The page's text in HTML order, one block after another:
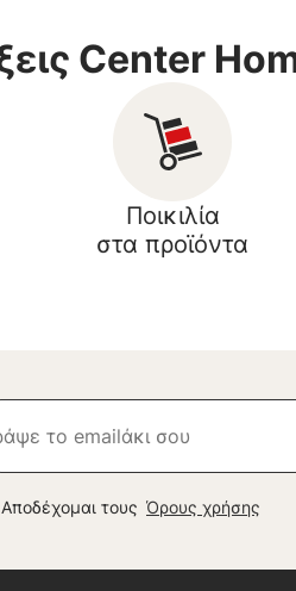
Center
Ποικιλία
στα προϊόντα
Αποδέχομαι τους Όρους χρήσης